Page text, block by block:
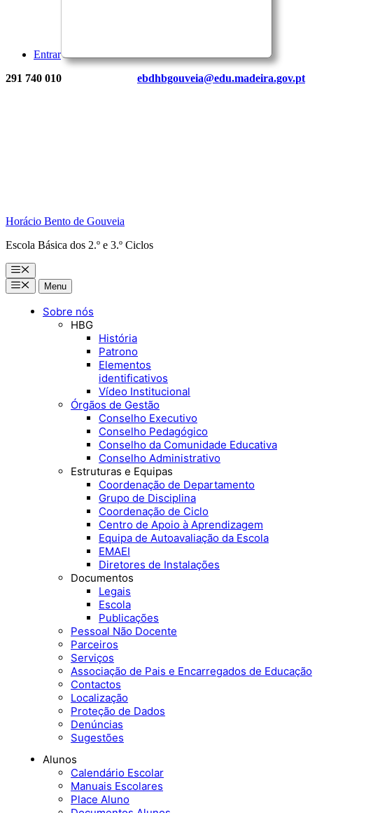
Entrar
291 740 010 ebdhbgouveia@edu.madeira.gov.pt
Horácio Bento de Gouveia
Escola Básica dos 2.º e 3.º Ciclos
Menu
MenuMenu
Sobre nós
HBG
História
Patrono
Elementos
identificativos
Vídeo Institucional
Órgãos de Gestão
Conselho Executivo
Conselho Pedagógico
Conselho da Comunidade Educativa
Conselho Administrativo
Estruturas e Equipas
Coordenação de Departamento
Grupo de Disciplina
Coordenação de Ciclo
Centro de Apoio à Aprendizagem
Equipa de Autoavaliação da Escola
EMAEI
Diretores de Instalações
Documentos
Legais
Escola
Publicações
Pessoal Não Docente
Parceiros
Serviços
Associação de Pais e Encarregados de Educação
Contactos
Localização
Proteção de Dados
Denúncias
Sugestões
Alunos
Calendário Escolar
Manuais Escolares
Place Aluno